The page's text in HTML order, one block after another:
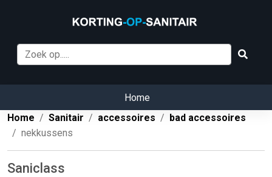
Home
Home
Sanitair accessoires
bad accessoires
nekkussens
Saniclass